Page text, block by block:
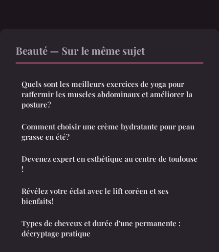
Beauté — Sur le même sujet
Quels sont les meilleurs exercices de yoga pour
raffermir les muscles abdominaux et améliorer la
posture?
Comment choisir une crème hydratante pour peau
grasse en été?
Devenez expert en esthétique au centre de toulouse
!
Révélez votre éclat avec le lift coréen et ses
bienfaits!
Types de cheveux et durée d'une permanente :
décryptage pratique